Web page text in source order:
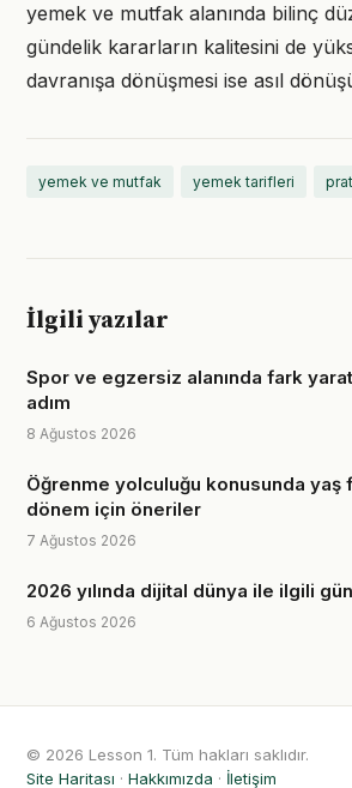
yemek ve mutfak alanında bilinç
gündelik kararların kalitesini de
davranışa dönüşmesi ise asıl
yemek ve mutfak yemek tarifleri
İlgili yazılar
Spor ve egzersiz alanında fark
adım
8 Ağustos 2026
Öğrenme yolculuğu konusunda yaş
dönem için öneriler
7 Ağustos 2026
2026 yılında dijital dünya ile ilgili
6 Ağustos 2026
© 2026 Lesson 1. Tüm hakları saklıdır.
Site Haritası · Hakkımızda · İletişim